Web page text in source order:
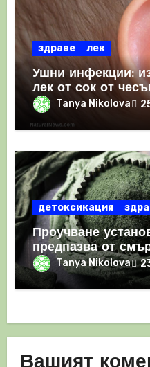
здраве лек
Ушни инфекции:
лек от сок от
Tanya Nikolova
детоксикация
Проучване
предпазва от
Tanya Nikolova
Вашият